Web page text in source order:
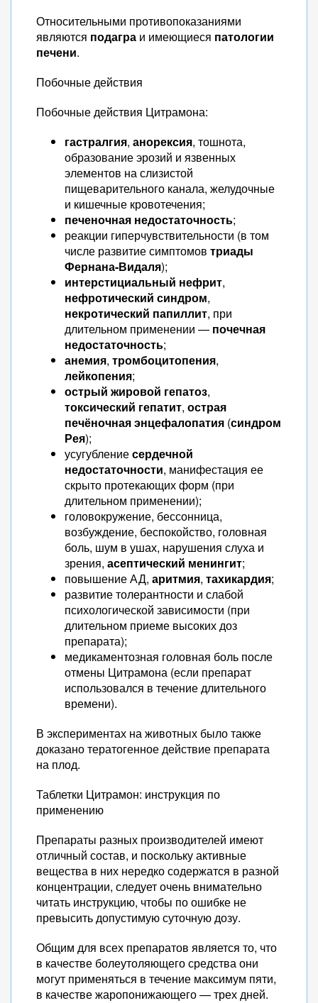
Относительными противопоказаниями
являются подагра и имеющиеся патологии
печени.
Побочные действия
Побочные действия Цитрамона:
гастралгия, анорексия, тошнота,
образование эрозий и язвенных
элементов на слизистой
пищеварительного канала, желудочные
и кишечные кровотечения;
печеночная недостаточность;
реакции гиперчувствительности (в том
числе развитие симптомов триады
Фернана-Видаля);
интерстициальный нефрит,
нефротический синдром,
некротический папиллит, при
длительном применении — почечная
недостаточность;
анемия, тромбоцитопения,
лейкопения;
острый жировой гепатоз,
токсический гепатит, острая
печёночная энцефалопатия (синдром
Рея);
усугублениесердечной
недостаточности, манифестация ее
скрыто протекающих форм (при
длительном применении);
головокружение, бессонница,
возбуждение, беспокойство, головная
боль, шум в ушах, нарушения слуха и
зрения, асептический менингит;
повышение АД, аритмия, тахикардия;
развитие толерантности и слабой
психологической зависимости (при
длительном приеме высоких доз
препарата);
медикаментозная головная боль после
отмены Цитрамона (если препарат
использовался в течение длительного
времени).
В экспериментах на животных было также
доказано тератогенное действие препарата
на плод.
Таблетки Цитрамон: инструкция по
применению
Препараты разных производителей имеют
отличный состав, и поскольку активные
вещества в них нередко содержатся в разной
концентрации, следует очень внимательно
читать инструкцию, чтобы по ошибке не
превысить допустимую суточную дозу.
Общим для всех препаратов является то, что
в качестве болеутоляющего средства они
могут применяться в течение максимум пяти,
в качестве жаропонижающего — трех дней.